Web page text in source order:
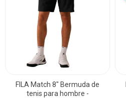
FILA Match 8" Bermuda de
tenis para hombre -